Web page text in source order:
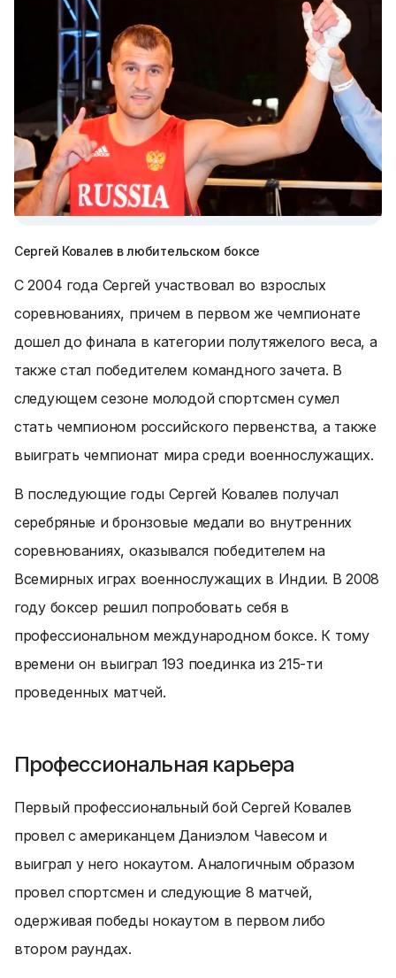
Сергей Ковалев в любительском боксе
С 2004 года Сергей участвовал во взрослых
соревнованиях, причем в первом же чемпионате
дошел до финала в категории полутяжелого веса, а
также стал победителем командного зачета. В
следующем сезоне молодой спортсмен сумел
стать чемпионом российского первенства, а также
выиграть чемпионат мира среди военнослужащих.
В последующие годы Сергей Ковалев получал
серебряные и бронзовые медали во внутренних
соревнованиях, оказывался победителем на
Всемирных играх военнослужащих в Индии. В 2008
году боксер решил попробовать себя в
профессиональном международном боксе. К тому
времени он выиграл 193 поединка из 215-ти
проведенных матчей.
Профессиональная карьера
Первый профессиональный бой Сергей Ковалев
провел с американцем Даниэлом Чавесом и
выиграл у него нокаутом. Аналогичным образом
провел спортсмен и следующие 8 матчей,
одерживая победы нокаутом в первом либо
втором раундах.